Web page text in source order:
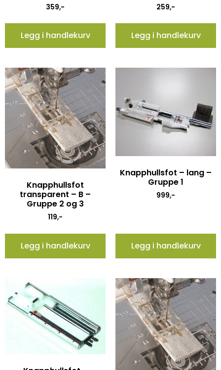
359,-
Legg i handlekurv
259,-
Legg i handlekurv
Knapphullsfot
transparent – B –
Gruppe 2 og 3
119,-
Legg i handlekurv
Knapphullsfot – lang –
Gruppe 1
999,-
Legg i handlekurv